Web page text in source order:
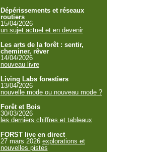
Dépérissements et réseaux
routiers
15/04/2026
un sujet actuel et en devenir
Les arts de la forêt : sentir,
cheminer, rêver
14/04/2026
nouveau livre
Living Labs forestiers
13/04/2026
nouvelle mode ou nouveau mode ?
Forêt et Bois
30/03/2026
les derniers chiffres et tableaux
FORST live en direct
27 mars 2026 explorations et
nouvelles pistes